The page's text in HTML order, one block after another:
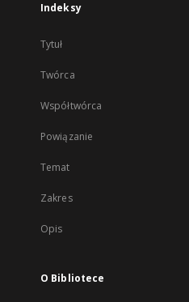
Indeksy
Tytuł
Twórca
Współtwórca
Powiązanie
Temat
Zakres
Opis
O Bibliotece